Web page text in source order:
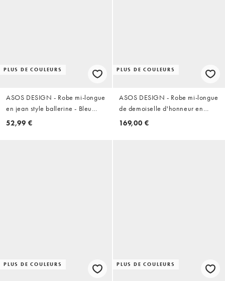
PLUS DE COULEURS
ASOS DESIGN - Robe mi-longue
en jean style ballerine - Bleu
clair
52,99 €
PLUS DE COULEURS
ASOS DESIGN - Robe mi-longue
de demoiselle d'honneur en
satin avec taille basse et
169,00 €
PLUS DE COULEURS PLUS DE COULEURS